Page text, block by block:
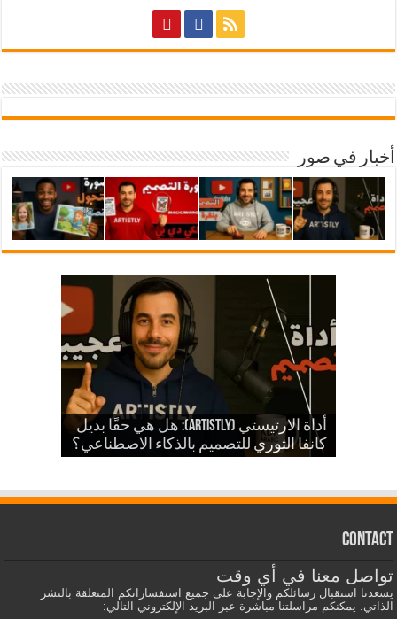
أخبار في صور
أداة الارتيستي (Artistly): هل هي حقًا بديل
كانفا الثوري للتصميم بالذكاء الاصطناعي؟
الذكاء الاصطناعي في الكي دي بي
شرح أداة ارتيستلي 4: دليلك الشامل
للذكاء الاصطناعي في تصميمات KDP
والمزيد
Contact
تواصل معنا في أي وقت
يسعدنا استقبال رسائلكم والإجابة على جميع استفساراتكم المتعلقة بالنشر
الذاتي. يمكنكم مراسلتنا مباشرة عبر البريد الإلكتروني التالي: